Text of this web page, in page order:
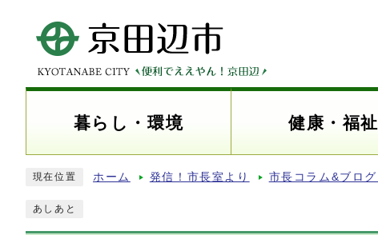
暮らし・環境 健康・福祉
現在位置 ホーム 発信！市長室より 市長コラム&ブロ
あしあと